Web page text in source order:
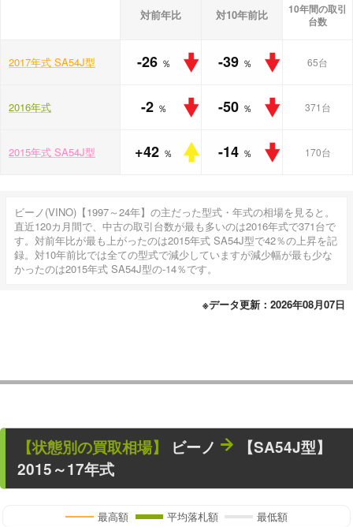
対前年比 対10年前比
10年間の取引
台数
2017年式 SA54J型 -26 ％ -39 ％ 65台
2016年式 -2 ％ -50 ％ 371台
2015年式 SA54J型 +42 ％ -14 ％ 170台
ビーノ(VINO)【1997～24年】の主だった型式・年式の相場を見ると。
直近120カ月間で、中古の取引台数が最も多いのは2016年式で371台で
す。対前年比が最も上がったのは2015年式 SA54J型で42％の上昇を記
録。対10年前比では全ての型式で減少していますが減少幅が最も少な
かったのは2015年式 SA54J型の-14％です。
※データ更新：2026年08月07日
【状態別の買取相場】 ビーノ
【SA54J型】
2015～17年式
最高額 平均落札額 最低額